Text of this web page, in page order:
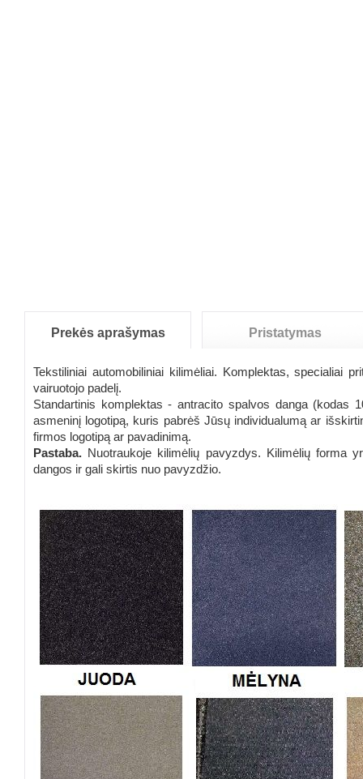
Prekės aprašymas Pristatymas
Tekstiliniai automobiliniai kilimėliai. Komplektas, specialiai
vairuotojo padelį.
Standartinis komplektas - antracito spalvos danga (kodas
asmeninį logotipą, kuris pabrėš Jūsų individualumą ar
firmos logotipą ar pavadinimą.
Pastaba. Nuotraukoje kilimėlių pavyzdys. Kilimėlių forma
dangos ir gali skirtis nuo pavyzdžio.